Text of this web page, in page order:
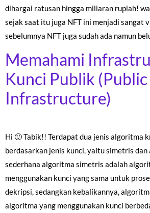
dihargai ratusan hingga miliaran rupiah!
sejak saat itu juga NFT ini menjadi sangat
sebelumnya NFT juga sudah ada namun
Memahami
Kunci Publik
Infrastructure)
Hi 🙂 Tabik!! Terdapat dua jenis algoritma
berdasarkan jenis kunci, yaitu simetris dan
sederhana algoritma simetris adalah
menggunakan kunci yang sama untuk
dekripsi, sedangkan kebalikannya,
algoritma yang menggunakan kunci